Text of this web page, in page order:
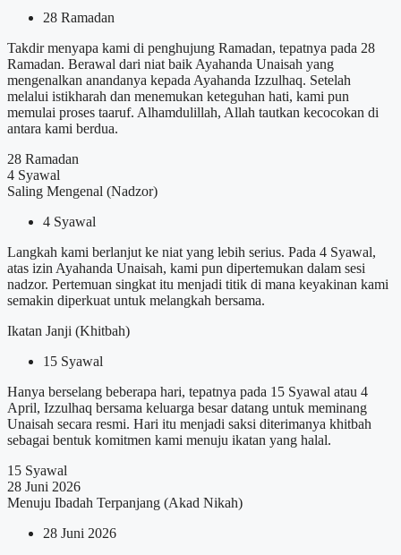
28 Ramadan
Takdir menyapa kami di penghujung Ramadan, tepatnya pada 28
Ramadan. Berawal dari niat baik Ayahanda Unaisah yang
mengenalkan anandanya kepada Ayahanda Izzulhaq. Setelah
melalui istikharah dan menemukan keteguhan hati, kami pun
memulai proses taaruf. Alhamdulillah, Allah tautkan kecocokan di
antara kami berdua.
28 Ramadan
4 Syawal
Saling Mengenal (Nadzor)
4 Syawal
Langkah kami berlanjut ke niat yang lebih serius. Pada 4 Syawal,
atas izin Ayahanda Unaisah, kami pun dipertemukan dalam sesi
nadzor. Pertemuan singkat itu menjadi titik di mana keyakinan kami
semakin diperkuat untuk melangkah bersama.
Ikatan Janji (Khitbah)
15 Syawal
Hanya berselang beberapa hari, tepatnya pada 15 Syawal atau 4
April, Izzulhaq bersama keluarga besar datang untuk meminang
Unaisah secara resmi. Hari itu menjadi saksi diterimanya khitbah
sebagai bentuk komitmen kami menuju ikatan yang halal.
15 Syawal
28 Juni 2026
Menuju Ibadah Terpanjang (Akad Nikah)
28 Juni 2026